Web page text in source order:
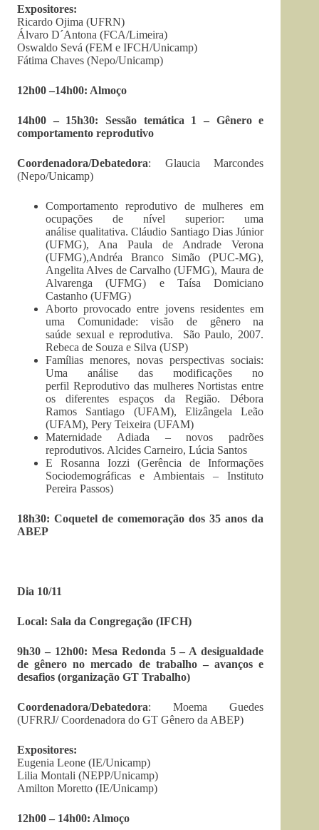
Expositores:
Ricardo Ojima (UFRN)
Álvaro D´Antona (FCA/Limeira)
Oswaldo Sevá (FEM e IFCH/Unicamp)
Fátima Chaves (Nepo/Unicamp)
12h00 –14h00: Almoço
14h00 – 15h30: Sessão temática 1 – Gênero e
comportamento reprodutivo
Coordenadora/Debatedora: Glaucia Marcondes
(Nepo/Unicamp)
Comportamento reprodutivo de mulheres em
ocupações de nível superior: uma
análise qualitativa. Cláudio Santiago Dias Júnior
(UFMG), Ana Paula de Andrade Verona
(UFMG),Andréa Branco Simão (PUC-MG),
Angelita Alves de Carvalho (UFMG), Maura de
Alvarenga (UFMG) e Taísa Domiciano
Castanho (UFMG)
Aborto provocado entre jovens residentes em
uma Comunidade: visão de gênero na
saúde sexual e reprodutiva. São Paulo, 2007.
Rebeca de Souza e Silva (USP)
Famílias menores, novas perspectivas sociais:
Uma análise das modificações no
perfil Reprodutivo das mulheres Nortistas entre
os diferentes espaços da Região. Débora
Ramos Santiago (UFAM), Elizângela Leão
(UFAM), Pery Teixeira (UFAM)
Maternidade Adiada – novos padrões
reprodutivos. Alcides Carneiro, Lúcia Santos
E Rosanna Iozzi (Gerência de Informações
Sociodemográficas e Ambientais – Instituto
Pereira Passos)
18h30: Coquetel de comemoração dos 35 anos da
ABEP
Dia 10/11
Local: Sala da Congregação (IFCH)
9h30 – 12h00: Mesa Redonda 5 – A desigualdade
de gênero no mercado de trabalho – avanços e
desafios (organização GT Trabalho)
Coordenadora/Debatedora: Moema Guedes
(UFRRJ/ Coordenadora do GT Gênero da ABEP)
Expositores:
Eugenia Leone (IE/Unicamp)
Lilia Montali (NEPP/Unicamp)
Amilton Moretto (IE/Unicamp)
12h00 – 14h00: Almoço